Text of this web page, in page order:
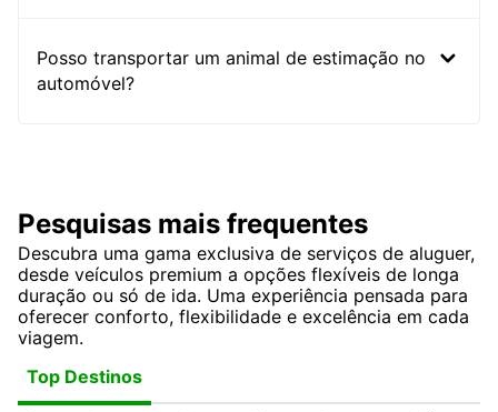
Posso transportar um animal de estimação no
automóvel?
Pesquisas mais frequentes
Descubra uma gama exclusiva de serviços de aluguer,
desde veículos premium a opções flexíveis de longa
duração ou só de ida. Uma experiência pensada para
oferecer conforto, flexibilidade e excelência em cada
viagem.
Top Destinos